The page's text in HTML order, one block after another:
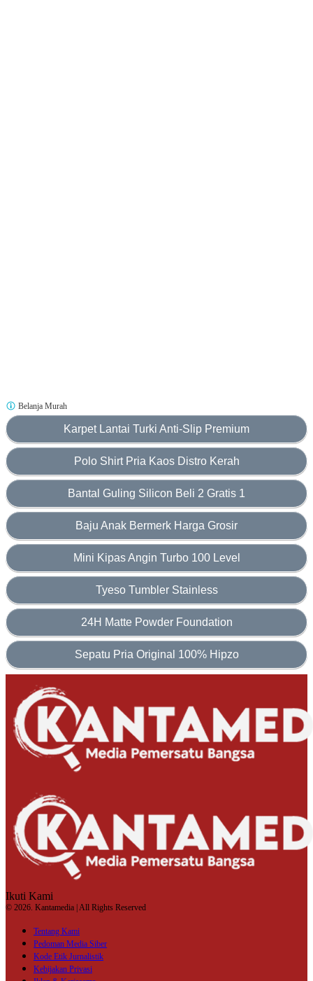
Karpet Lantai Turki Anti-Slip Premium
Polo Shirt Pria Kaos Distro Kerah
Bantal Guling Silicon Beli 2 Gratis 1
Baju Anak Bermerk Harga Grosir
Mini Kipas Angin Turbo 100 Level
Tyeso Tumbler Stainless
24H Matte Powder Foundation
Sepatu Pria Original 100% Hipzo
Belanja Murah
Ikuti Kami
© 2026. Kantamedia | All Rights Reserved
Tentang Kami
Pedoman Media Siber
Kode Etik Jurnalistik
Kebijakan Privasi